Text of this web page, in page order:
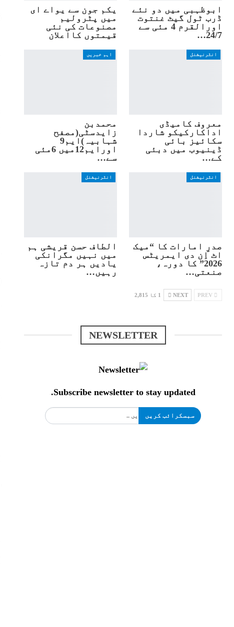
یکم جون سے یواے ای
میں پٹرولیم
مصنوعات کی نئی
قیمتوں کااعلان
ابوظہبی میں دو نئے
ڈرب ٹول گیٹ غنتوت
اورالقرم 4 مئی سے
24/7…
اہم خبریں
محمدبن
زایدسٹی(مصفح
شہابیہ)ایم9
اورایم12میں 6مئی
سے…
انٹرنیشنل
معروف کامیڈی
اداکارکیکو شاردا
سکائیز بائی
ڈینیوب میں دبئی
کے…
انٹرنیشنل
الطاف حسن قریشی ہم
میں نہیں مگرانکی
یادیں ہر دم تازہ
رہیں…
انٹرنیشنل
صدرِ امارات کا “میک
اٹ اِن دی ایمریٹس
2026” کا دورہ،
صنعتی…
NEXT 1 کا 2,815
NEWSLETTER
Subscribe newsletter to stay updated.
سبسکرائب کریں